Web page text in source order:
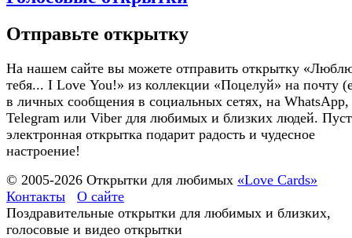
Отправьте открытку
На нашем сайте вы можете отправить открытку
тебя... I Love You!» из коллекции «Поцелуй» на почту
в личных сообщения в социальных сетях, на WhatsApp,
Telegram или Viber для любимых и близких людей.
электронная открытка подарит радость и чудесное
настроение!
© 2005-2026 Открытки для любимых «Love Cards»
Контакты
О сайте
Поздравительные открытки для любимых и близких,
голосовые и видео открытки